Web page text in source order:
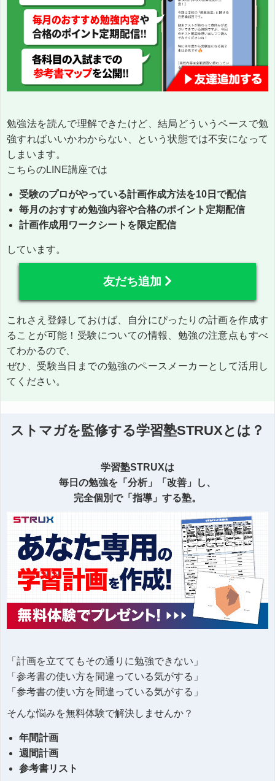
勉強法を読んで理解できたけど、結局どういうペースで勉
強すればいいかわからない、という状態では不安になって
しまいます。
こちらのLINE講座では
受験のプロがやっている計画作成方法を10日で配信
毎月のおすすめ勉強内容や合格のポイント定期配信
計画作成用ワークシートを限定配信
しています。
友だち追加
これさえ登録しておけば、自分にぴったりの計画を作成す
ることが可能！受験についての情報、勉強の注意点もすべ
てわかるので、
ぜひ、受験当日までの勉強のペースメーカーとして活用し
てください。
ストマガを監修する学習塾STRUXとは？
学習塾STRUXは
毎日の勉強を「分析」「改善」し、
完全個別で「指導」する塾。
「計画を立ててもその通りに勉強できない」
「参考書の使い方を間違っている気がする」
「参考書の使い方を間違っている気がする」
そんな悩みを無料体験で解決しませんか？
年間計画
週間計画
参考書リスト